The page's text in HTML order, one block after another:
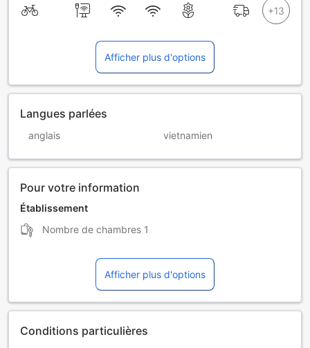
Afficher plus d'options
Langues parlées
anglais vietnamien
Pour votre information
Établissement
Nombre de chambres 1
Afficher plus d'options
Conditions particulières